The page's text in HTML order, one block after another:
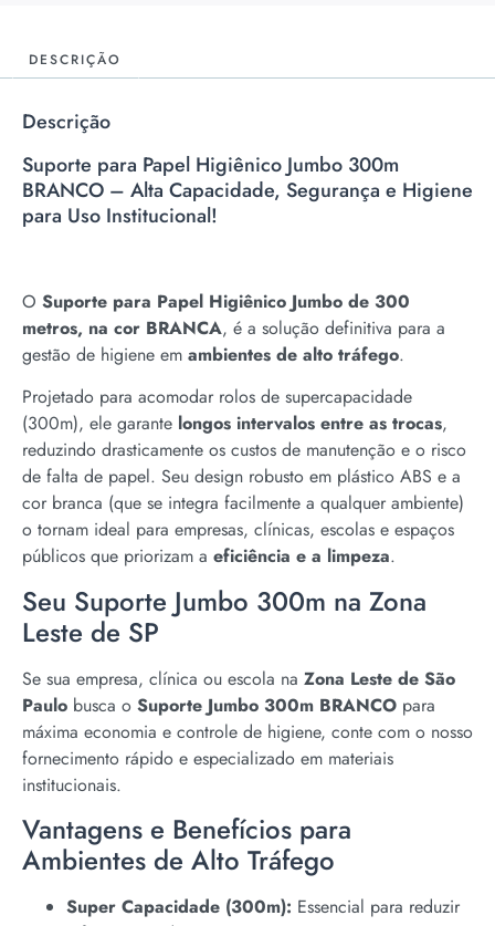
DESCRIÇÃO
Descrição
Suporte para Papel Higiênico Jumbo 300m
BRANCO – Alta Capacidade, Segurança e Higiene
para Uso Institucional!
O Suporte para Papel Higiênico Jumbo de 300
metros, na cor BRANCA, é a solução definitiva para a
gestão de higiene em ambientes de alto tráfego.
Projetado para acomodar rolos de supercapacidade
(300m), ele garante longos intervalos entre as trocas,
reduzindo drasticamente os custos de manutenção e o risco
de falta de papel. Seu design robusto em plástico ABS e a
cor branca (que se integra facilmente a qualquer ambiente)
o tornam ideal para empresas, clínicas, escolas e espaços
públicos que priorizam a eficiência e a limpeza.
Seu Suporte Jumbo 300m na Zona
Leste de SP
Se sua empresa, clínica ou escola na Zona Leste de São
Paulo busca o Suporte Jumbo 300m BRANCO para
máxima economia e controle de higiene, conte com o nosso
fornecimento rápido e especializado em materiais
institucionais.
Vantagens e Benefícios para
Ambientes de Alto Tráfego
Super Capacidade (300m): Essencial para reduzir